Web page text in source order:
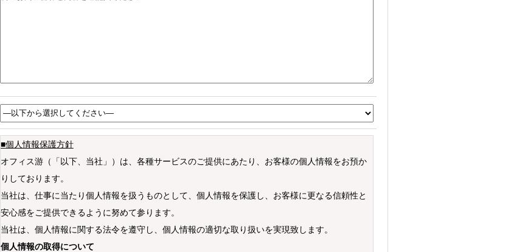
■個人情報保護方針
オフィス游（「以下、当社」）は、各種サービスのご提供にあたり、お客様の個人情報をお預か
りしております。
当社は、仕事に当たり個人情報を扱うものとして、個人情報を保護し、お客様に更なる信頼性と
安心感をご提供できるように努めて参ります。
当社は、個人情報に関する法令を遵守し、個人情報の適切な取り扱いを実現致します。
個人情報の取得について